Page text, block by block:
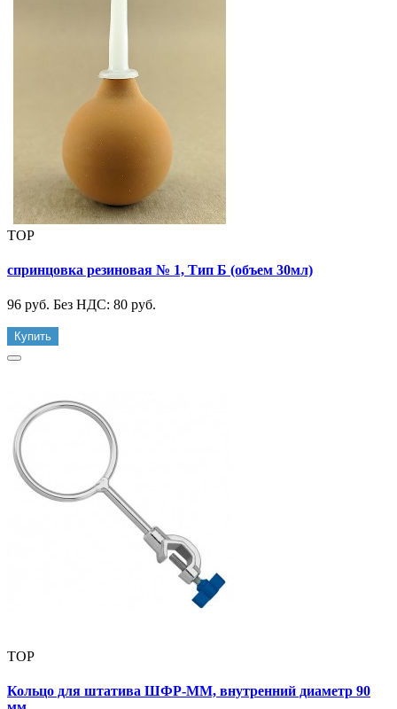
TOP
спринцовка резиновая № 1, Тип Б (объем 30мл)
96 руб. Без НДС: 80 руб.
Купить
TOP
Кольцо для штатива ШФР-ММ, внутренний диаметр 90